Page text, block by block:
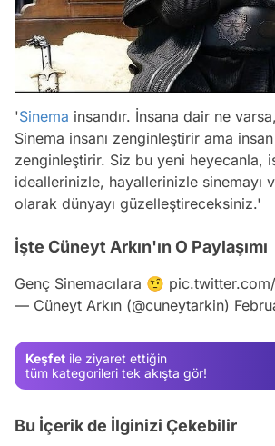
'Sinema insandır. İnsana dair ne
Sinema insanı zenginleştirir ama
zenginleştirir. Siz bu yeni heyecanla,
ideallerinizle, hayallerinizle sinemayı
olarak dünyayı güzelleştireceksiniz.'
İşte Cüneyt Arkın'ın O Paylaşımı
Genç Sinemacılara 🤨
— Cüneyt Arkın (@cuneytarkin)
Keşfet ile ziyaret ettiğin
tüm kategorileri tek akışta gör!
Bu İçerik de İlginizi Çekebilir